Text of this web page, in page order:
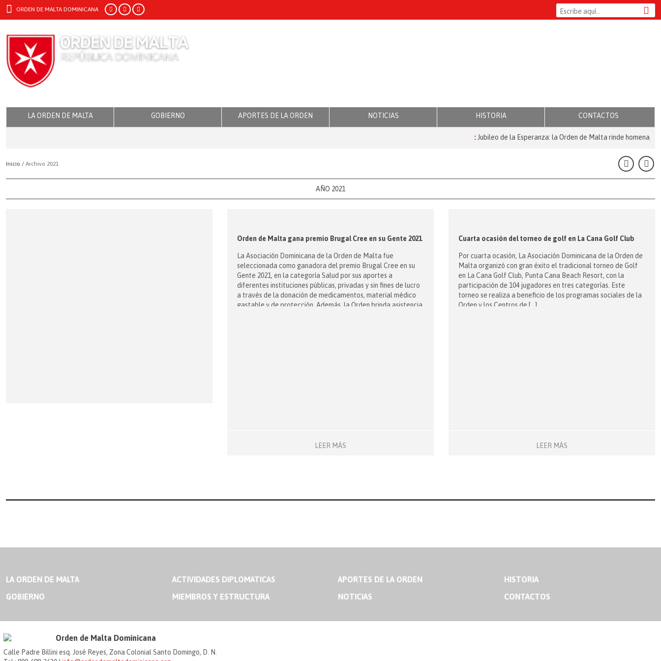
ORDEN DE MALTA DOMINICANA
LA ORDEN DE MALTA GOBIERNO APORTES DE LA ORDEN NOTICIAS HISTORIA CONTACTOS
Jubileo de la Esperanza: la Orden de Malta rinde homenaje a
Inicio / Archivo 2021
AÑO 2021
Orden de Malta gana premio Brugal Cree en su Gente 2021
La Asociación Dominicana de la Orden de Malta fue
seleccionada como ganadora del premio Brugal Cree en su
Gente 2021, en la categoría Salud por sus aportes a
diferentes instituciones públicas, privadas y sin fines de lucro
a través de la donación de medicamentos, material médico
gastable y de protección. Además, la Orden brinda asistencia
LEER MÁS
Cuarta ocasión del torneo de golf en La Cana Golf Club
Por cuarta ocasión, La Asociación Dominicana de la Orden de
Malta organizó con gran éxito el tradicional torneo de Golf
en La Cana Golf Club, Punta Cana Beach Resort, con la
participación de 104 jugadores en tres categorías. Este
torneo se realiza a beneficio de los programas sociales de la
Orden y los Centros de […]
LEER MÁS
LA ORDEN DE MALTA
GOBIERNO
ACTIVIDADES DIPLOMATICAS
MIEMBROS Y ESTRUCTURA
APORTES DE LA ORDEN
NOTICIAS
HISTORIA
CONTACTOS
Orden de Malta Dominicana
Calle Padre Billini esq. José Reyes, Zona Colonial Santo Domingo, D. N.